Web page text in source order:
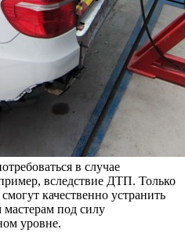
в случае
вследствие ДТП. Только
качественно устранить
под силу
уровне.